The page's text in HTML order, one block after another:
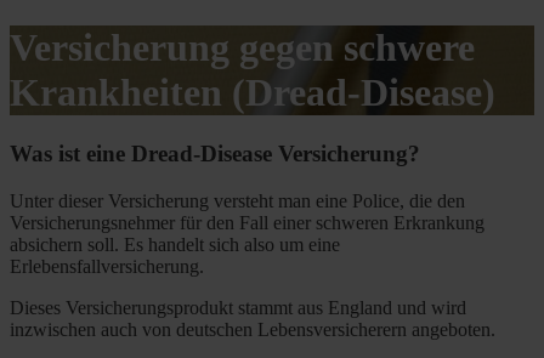
Versicherung gegen schwere
Krankheiten (Dread-Disease)
Was ist eine Dread-Disease Versicherung?
Unter dieser Versicherung versteht man eine Police, die den
Versicherungsnehmer für den Fall einer schweren Erkrankung
absichern soll. Es handelt sich also um eine
Erlebensfallversicherung.
Dieses Versicherungsprodukt stammt aus England und wird
inzwischen auch von deutschen Lebensversicherern angeboten.